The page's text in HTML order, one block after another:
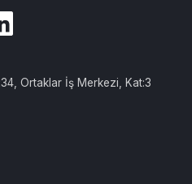
Ortaklar İş Merkezi, Kat:3